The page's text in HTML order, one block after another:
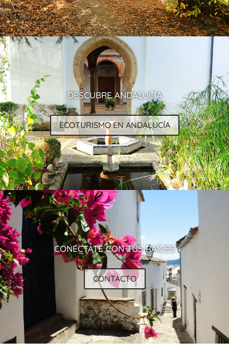
DESCUBRE ANDALUCÍA
ECOTURISMO EN ANDALUCÍA
CONÉCTATE CON TUS RAÍCES
CONTACTO